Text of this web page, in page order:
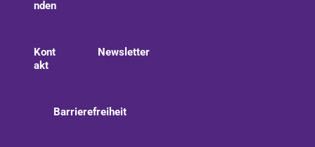
nden
Kont
akt
Newsletter
Barrierefreiheit